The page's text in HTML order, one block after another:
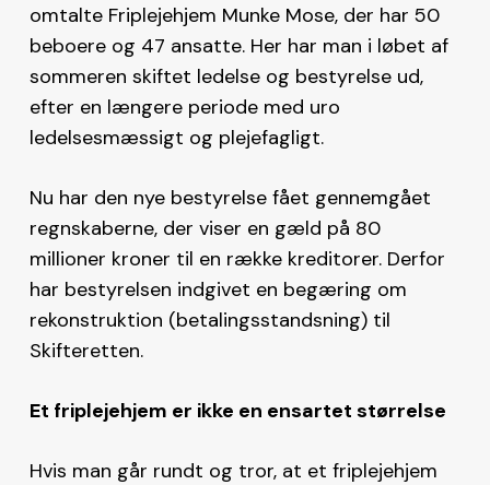
omtalte Friplejehjem Munke Mose, der har 50
beboere og 47 ansatte. Her har man i løbet af
sommeren skiftet ledelse og bestyrelse ud,
efter en længere periode med uro
ledelsesmæssigt og plejefagligt.
Nu har den nye bestyrelse fået gennemgået
regnskaberne, der viser en gæld på 80
millioner kroner til en række kreditorer. Derfor
har bestyrelsen indgivet en begæring om
rekonstruktion (betalingsstandsning) til
Skifteretten.
Et friplejehjem er ikke en ensartet størrelse
Hvis man går rundt og tror, at et friplejehjem